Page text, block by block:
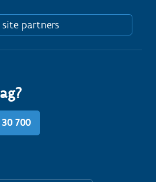
site partners
700